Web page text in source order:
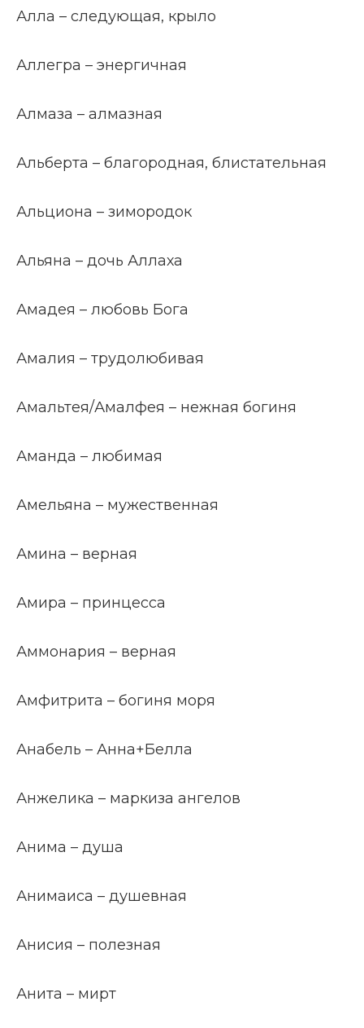
Алла – следующая, крыло
Аллегра – энергичная
Алмаза – алмазная
Альберта – благородная, блистательная
Альциона – зимородок
Альяна – дочь Аллаха
Амадея – любовь Бога
Амалия – трудолюбивая
Амальтея/Амалфея – нежная богиня
Аманда – любимая
Амельяна – мужественная
Амина – верная
Амира – принцесса
Аммонария – верная
Амфитрита – богиня моря
Анабель – Анна+Белла
Анжелика – маркиза ангелов
Анима – душа
Анимаиса – душевная
Анисия – полезная
Анита – мирт